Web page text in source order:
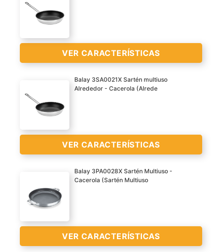
antiadherente para un
rendimiento duradero
adecuada para cada
receta, gracias a una
Su base gruesa y plana
hace contacto total con la
toda la potencia de
inducción, vitrocerámica
VER
VER CARACTERÍSTICAS
VER
CARACTERÍSTICAS
Balay 3SA0021X Sartén multiuso
Alrededor - Cacerola (Alrede
VER CARACTERÍSTICAS
Sartén Balay 3SA0021X Ø
21 cm Acero inoxidable
CARACTERÍSTICAS
Balay 3PA0028X Sartén Multiuso -
Cacerola (Sartén Multiuso
VER CARACTERÍSTICAS